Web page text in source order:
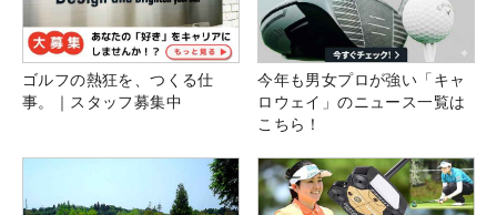
ゴルフの熱狂を、つくる仕
事。｜スタッフ募集中
今年も男女プロが強い「キャ
ロウェイ」のニュース一覧は
こちら！